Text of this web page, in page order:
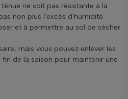
ne soit pas résistante à la
non plus l'excès d'humidité.
et à permettre au sol de sécher
mais vous pouvez enlever les
de la saison pour maintenir une